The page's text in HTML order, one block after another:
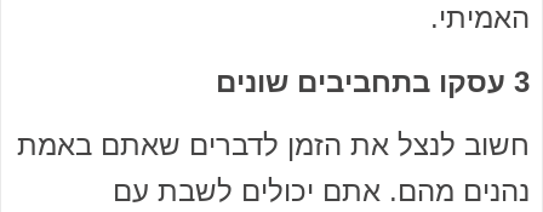
האמיתי.
3 עסקו בתחביבים שונים
חשוב לנצל את הזמן לדברים שאתם באמת
נהנים מהם. אתם יכולים לשבת עם